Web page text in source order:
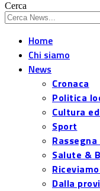
Cerca
Home
Chi siamo
News
Cronaca
Politica
Cultura
Sport
Salute &
Dalla